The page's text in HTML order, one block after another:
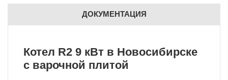
ДОКУМЕНТАЦИЯ
Котел R2 9 кВт в Новосибирске
с варочной плитой